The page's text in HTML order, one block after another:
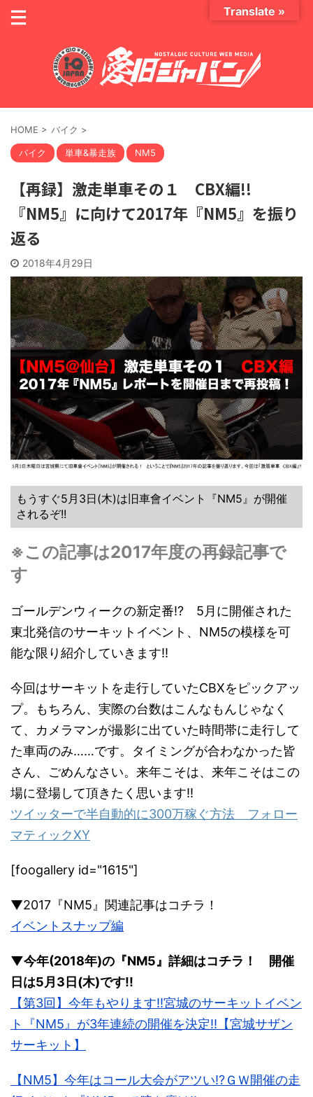
HOME > バイク >
バイク 単車&暴走族 NM5
【再録】激走単車その１ CBX編!!
『NM5』に向けて2017年『NM5』を振り
返る
2018年4月29日
もうすぐ5月3日(木)は旧車會イベント『NM5』が開催
されるぞ!!
※この記事は2017年度の再録記事で
す
ゴールデンウィークの新定番!? 5月に開催された
東北発信のサーキットイベント、NM5の模様を可
能な限り紹介していきます!!
今回はサーキットを走行していたCBXをピックアッ
プ。もちろん、実際の台数はこんなもんじゃなく
て、カメラマンが撮影に出ていた時間帯に走行して
た車両のみ……です。タイミングが合わなかった皆
さん、ごめんなさい。来年こそは、来年こそはこの
場に登場して頂きたく思います!!
ツイッターで半自動的に300万稼ぐ方法 フォロー
マティックXY
[foogallery id="1615"]
▼2017『NM5』関連記事はコチラ！
イベントスナップ編
▼今年(2018年)の『NM5』詳細はコチラ！ 開催
日は5月3日(木)です!!
【第3回】今年もやります!!宮城のサーキットイベン
ト『NM5』が3年連続の開催を決定!!【宮城サザン
サーキット】
【NM5】今年はコール大会がアツい!?ＧＷ開催の走
Translate »